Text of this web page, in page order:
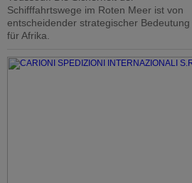
Schifffahrtswege im Roten Meer ist von
entscheidender strategischer Bedeutung
für Afrika.